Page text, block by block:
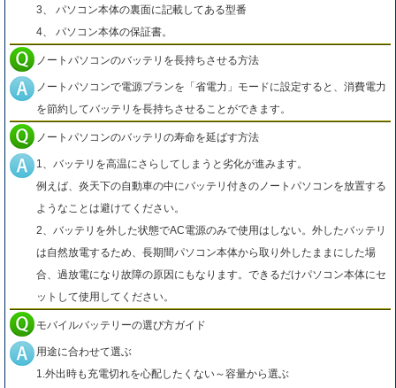
3、 パソコン本体の裏面に記載してある型番
4、 パソコン本体の保証書。
ノートパソコンのバッテリを長持ちさせる方法
ノートパソコンで電源プランを「省電力」モードに設定すると、消費電力
を節約してバッテリを長持ちさせることができます。
ノートパソコンのバッテリの寿命を延ばす方法
1、バッテリを高温にさらしてしまうと劣化が進みます。
例えば、炎天下の自動車の中にバッテリ付きのノートパソコンを放置する
ようなことは避けてください。
2、バッテリを外した状態でAC電源のみで使用はしない。外したバッテリ
は自然放電するため、長期間パソコン本体から取り外したままにした場
合、過放電になり故障の原因にもなります。できるだけパソコン本体にセ
ットして使用してください。
モバイルバッテリーの選び方ガイド
用途に合わせて選ぶ
1.外出時も充電切れを心配したくない～容量から選ぶ